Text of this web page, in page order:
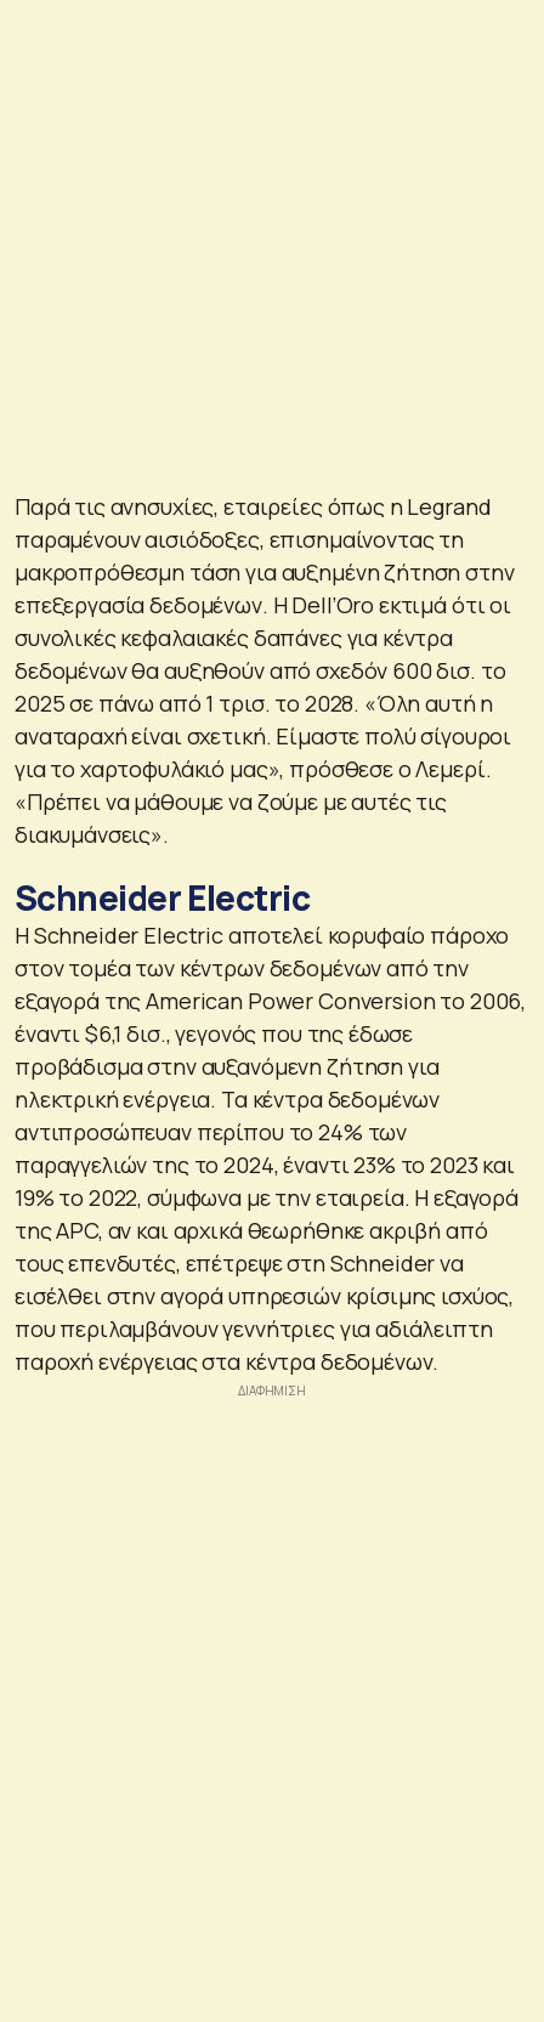
Παρά τις ανησυχίες, εταιρείες όπως η Legrand
παραμένουν αισιόδοξες, επισημαίνοντας τη
μακροπρόθεσμη τάση για αυξημένη ζήτηση στην
επεξεργασία δεδομένων. Η Dell’Oro εκτιμά ότι οι
συνολικές κεφαλαιακές δαπάνες για κέντρα
δεδομένων θα αυξηθούν από σχεδόν 600 δισ. το
2025 σε πάνω από 1 τρισ. το 2028. «Όλη αυτή η
αναταραχή είναι σχετική. Είμαστε πολύ σίγουροι
για το χαρτοφυλάκιό μας», πρόσθεσε ο Λεμερί.
«Πρέπει να μάθουμε να ζούμε με αυτές τις
διακυμάνσεις».
Schneider Electric
Η Schneider Electric αποτελεί κορυφαίο πάροχο
στον τομέα των κέντρων δεδομένων από την
εξαγορά της American Power Conversion το 2006,
έναντι $6,1 δισ., γεγονός που της έδωσε
προβάδισμα στην αυξανόμενη ζήτηση για
ηλεκτρική ενέργεια. Τα κέντρα δεδομένων
αντιπροσώπευαν περίπου το 24% των
παραγγελιών της το 2024, έναντι 23% το 2023 και
19% το 2022, σύμφωνα με την εταιρεία. Η εξαγορά
της APC, αν και αρχικά θεωρήθηκε ακριβή από
τους επενδυτές, επέτρεψε στη Schneider να
εισέλθει στην αγορά υπηρεσιών κρίσιμης ισχύος,
που περιλαμβάνουν γεννήτριες για αδιάλειπτη
παροχή ενέργειας στα κέντρα δεδομένων.